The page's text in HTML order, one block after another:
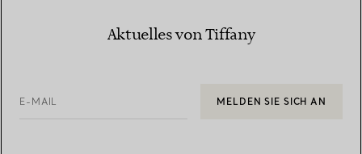
Aktuelles von Tiffany
E-MAIL MELDEN SIE SICH AN